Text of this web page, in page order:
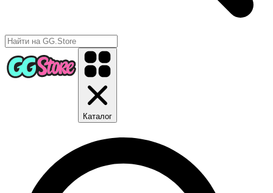
Каталог